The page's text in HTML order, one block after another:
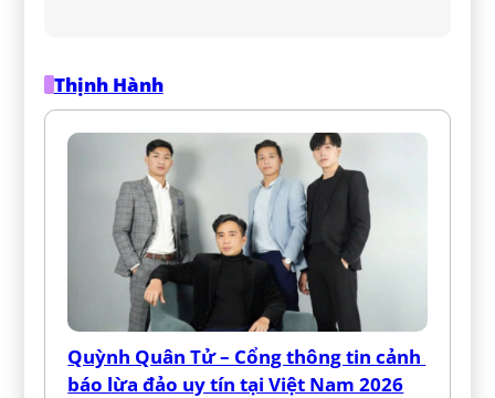
Thịnh Hành
Quỳnh Quân Tử – Cổng thông tin cảnh
báo lừa đảo uy tín tại Việt Nam 2026